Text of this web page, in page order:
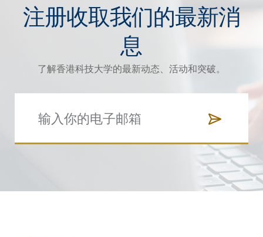
注册收取我们的最新消
息
了解香港科技大学的最新动态、活动和突破。